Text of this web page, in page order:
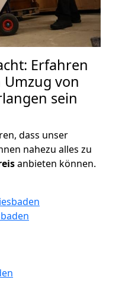
Erfahren
Umzug von
sein
dass unser
nahezu alles zu
anbieten können.